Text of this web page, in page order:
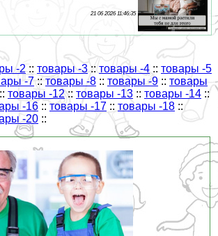
21 06 2026 11:46:35
-2 :: товары -3 :: товары -4 :: товары -5
-7:: товары -8 :: товары -9 :: товары
:: товары -12 :: товары -13 :: товары -14 ::
-16 :: товары -17 :: товары -18 ::
-20 ::